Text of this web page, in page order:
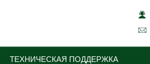
ТЕХНИЧЕСКАЯ ПОДДЕРЖКА